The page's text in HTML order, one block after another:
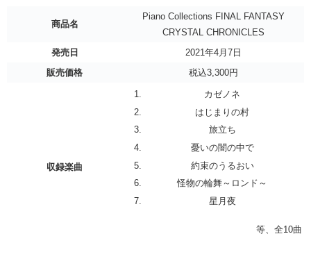
商品名
Piano Collections FINAL FANTASY
CRYSTAL CHRONICLES
発売日
2021年4月7日
販売価格
税込3,300円
収録楽曲
カゼノネ
はじまりの村
旅立ち
憂いの闇の中で
約束のうるおい
怪物の輪舞～ロンド～
星月夜
等、全10曲